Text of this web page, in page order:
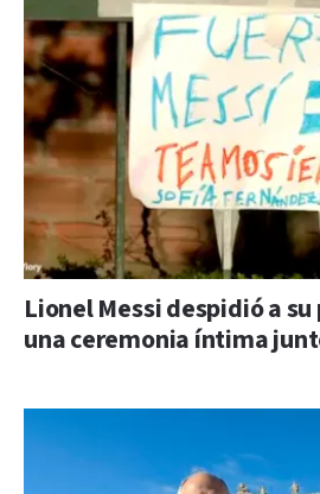
Lionel Messi despidió a
una ceremonia íntima